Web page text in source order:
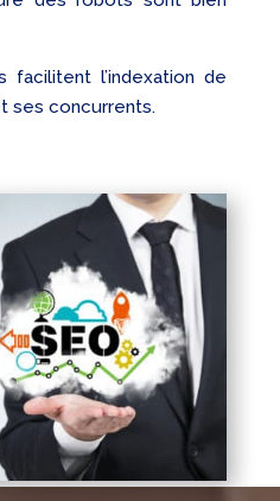
facilitent l’indexation de
ses concurrents.